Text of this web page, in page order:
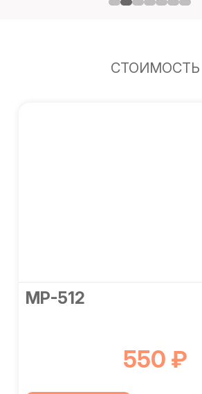
СТОИМОСТЬ
МР-512
550 ₽